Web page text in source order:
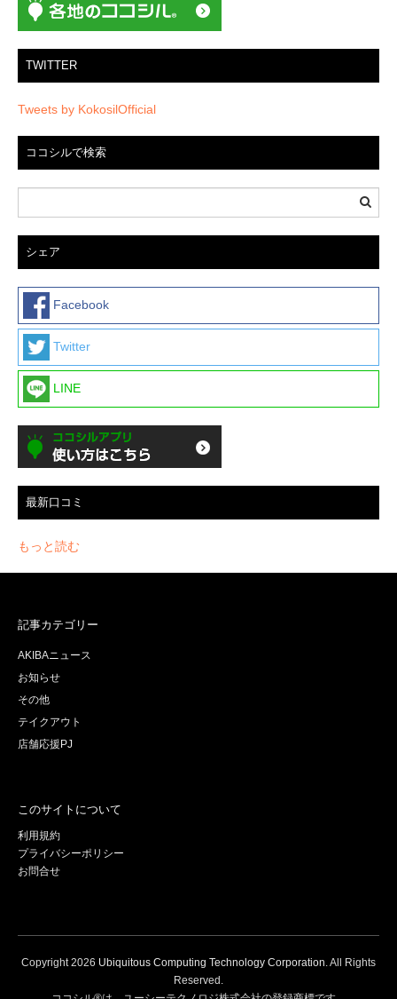
TWITTER
Tweets by KokosilOfficial
ココシルで検索
シェア
Facebook
Twitter
LINE
最新口コミ
もっと読む
記事カテゴリー
AKIBAニュース
お知らせ
その他
テイクアウト
店舗応援PJ
このサイトについて
利用規約
プライバシーポリシー
お問合せ
Copyright2026 Ubiquitous Computing Technology Corporation . All Rights
Reserved.